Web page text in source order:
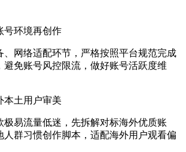
号环境再创作
、网络适配环节，严格按照平台规范完成
避免账号风控限流，做好账号活跃度维
本土用户审美
极易流量低迷，先拆解对标海外优质账
人群习惯创作脚本，适配海外用户观看偏